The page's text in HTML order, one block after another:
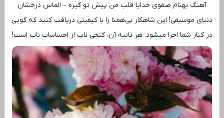
آهنگ بهنام صفوی خدایا قلب من پیش تو گیره – الماس درخشان
دنیای موسیقی! این شاهکار بی‌همتا را با کیفیتی دریافت کنید که گویی
در کنار شما اجرا میشود. هر ثانیه آن، گنجی ناب از احساسات ناب است!